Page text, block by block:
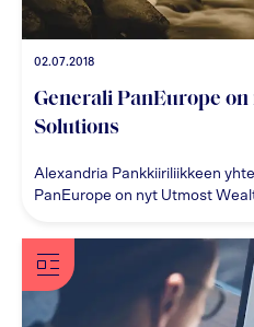
02.07.2018
Generali PanEurope
Solutions
Alexandria Pankkiiriliikkeen
PanEurope on nyt Utmost